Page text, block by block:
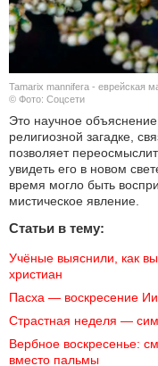
Tamarix mannifera - еврейская
© Фото: Соцсети
Это научное
религиозной загадке,
позволяет
увидеть его в новом
время могло быть
мистическое явление.
Статьи в тему:
Учёные выяснили, как
христиан
Пасха — воскресение
Страстная неделя —
Вербное воскресенье:
вместо пальмы